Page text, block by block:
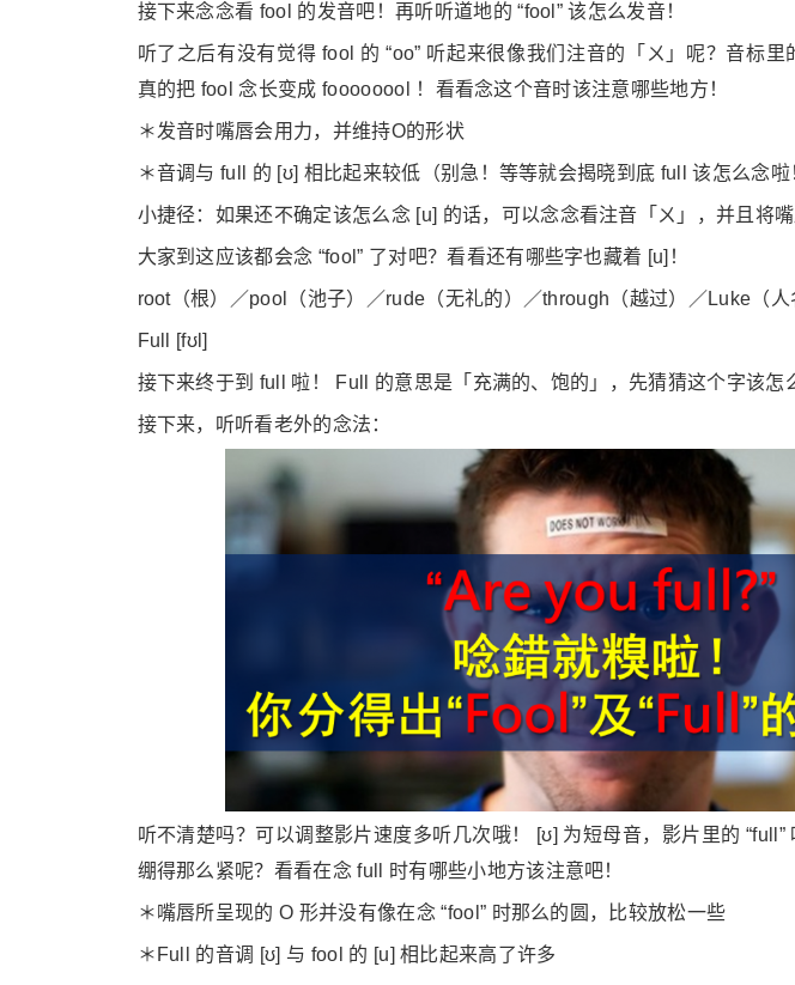
接下来念念看 fool 的发音吧！再听听道地的 “fool” 该怎么发音！
听了之后有没有觉得 fool 的 “oo” 听起来很像我们注音的「ㄨ」呢？音标
真的把 fool 念长变成 foooooool ！看看念这个音时该注意哪些地方！
＊发音时嘴唇会用力，并维持O的形状
＊音调与 full 的 [ʊ] 相比起来较低（别急！等等就会揭晓到底 full 该怎么念啦
小捷径：如果还不确定该怎么念 [u] 的话，可以念念看注音「ㄨ」，并且将嘴
大家到这应该都会念 “fool” 了对吧？看看还有哪些字也藏着 [u]！
root（根）／pool（池子）／rude（无礼的）／through（越过）／Luke（人
Full [fʊl]
接下来终于到 full 啦！ Full 的意思是「充满的、饱的」，先猜猜这个字该怎
接下来，听听看老外的念法：
听不清楚吗？可以调整影片速度多听几次哦！ [ʊ] 为短母音，影片里的 “full”
绷得那么紧呢？看看在念 full 时有哪些小地方该注意吧！
＊嘴唇所呈现的 O 形并没有像在念 “fool” 时那么的圆，比较放松一些
＊Full 的音调 [ʊ] 与 fool 的 [u] 相比起来高了许多